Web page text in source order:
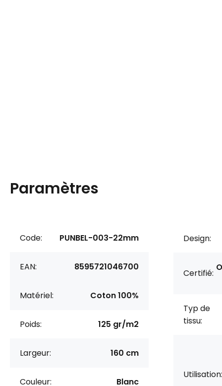
Paramètres
Code: PUNBEL-003-22mm
EAN: 8595721046700
Matériel: Coton 100%
Poids: 125 gr/m2
Largeur: 160 cm
Couleur: Blanc
Design:
Certifié:
Typ de
tissu:
Utilisation: